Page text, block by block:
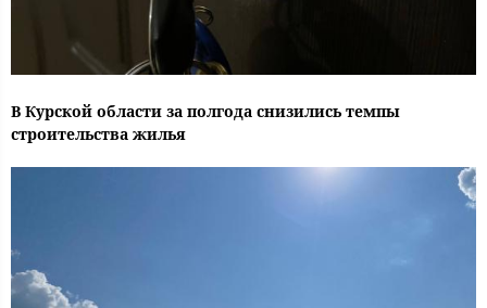
В Курской области за полгода снизились темпы
строительства жилья